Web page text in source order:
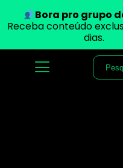
Bora pro grupo
Receba conteúdo
dias.